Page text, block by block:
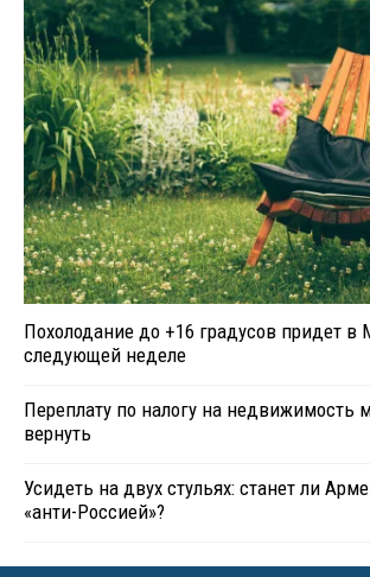
Похолодание до +16 градусов придет в
следующей неделе
Переплату по налогу на недвижимость
вернуть
Усидеть на двух стульях: станет ли
«анти-Россией»?